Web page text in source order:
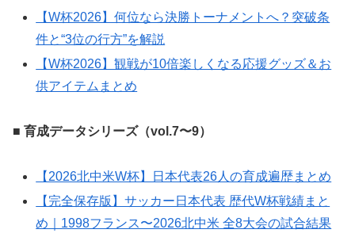
【W杯2026】何位なら決勝トーナメントへ？突破条
件と“3位の行方”を解説
【W杯2026】観戦が10倍楽しくなる応援グッズ＆お
供アイテムまとめ
■ 育成データシリーズ（vol.7〜9）
【2026北中米W杯】日本代表26人の育成遍歴まとめ
【完全保存版】サッカー日本代表 歴代W杯戦績まと
め｜1998フランス〜2026北中米 全8大会の試合結果